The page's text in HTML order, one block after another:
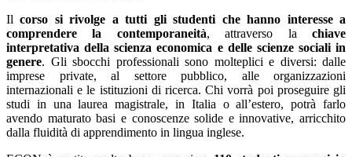
Ilcorso si rivolge a tutti gli studenti che hanno interesse a
comprendere la contemporaneità, attraverso lachiave
interpretativa della scienza economica e delle scienze sociali in
genere. Gli sbocchi professionali sono molteplici e diversi: dalle
imprese private, al settore pubblico, alle organizzazioni
internazionali e le istituzioni di ricerca. Chi vorrà poi proseguire gli
studi in una laurea magistrale, in Italia o all’estero, potrà farlo
avendo maturato basi e conoscenze solide e innovative, arricchito
dalla fluidità di apprendimento in lingua inglese.